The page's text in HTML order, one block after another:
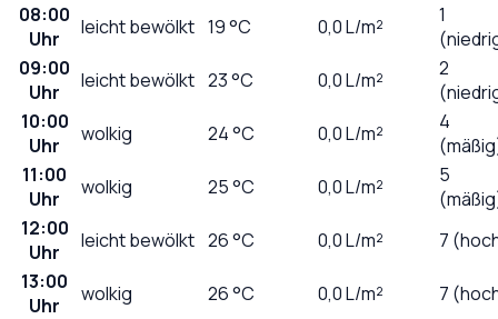
08:00
Uhr
leicht bewölkt 19°C 0,0L/m²
1
09:00
Uhr
leicht bewölkt 23°C 0,0L/m²
2
10:00
Uhr
wolkig 24°C 0,0L/m²
4
11:00
Uhr
wolkig 25°C 0,0L/m²
5
12:00
Uhr
leicht bewölkt 26°C 0,0L/m²
7
13:00
Uhr
wolkig 26°C 0,0L/m²
7